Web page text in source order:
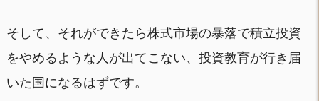
そして、それができたら株式市場の暴落で積立投資
をやめるような人が出てこない、投資教育が行き届
いた国になるはずです。